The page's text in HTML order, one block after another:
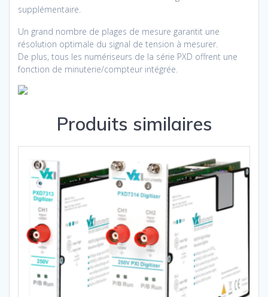
supplémentaire.
Un grand nombre de plages de mesure garantit une
résolution optimale du signal de tension à mesurer.
De plus, tous les numériseurs de la série PXD offrent une
fonction de minuterie/compteur intégrée.
Produits similaires